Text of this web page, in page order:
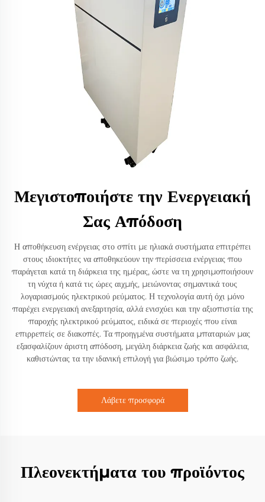
Μεγιστοποιήστε την Ενεργειακή
Σας Απόδοση
Η αποθήκευση ενέργειας στο σπίτι με ηλιακά συστήματα επιτρέπει
στους ιδιοκτήτες να αποθηκεύουν την περίσσεια ενέργειας που
παράγεται κατά τη διάρκεια της ημέρας, ώστε να τη χρησιμοποιήσουν
τη νύχτα ή κατά τις ώρες αιχμής, μειώνοντας σημαντικά τους
λογαριασμούς ηλεκτρικού ρεύματος. Η τεχνολογία αυτή όχι μόνο
παρέχει ενεργειακή ανεξαρτησία, αλλά ενισχύει και την αξιοπιστία της
παροχής ηλεκτρικού ρεύματος, ειδικά σε περιοχές που είναι
επιρρεπείς σε διακοπές. Τα προηγμένα συστήματα μπαταριών μας
εξασφαλίζουν άριστη απόδοση, μεγάλη διάρκεια ζωής και ασφάλεια,
καθιστώντας τα την ιδανική επιλογή για βιώσιμο τρόπο ζωής.
Λάβετε προσφορά
Πλεονεκτήματα του προϊόντος